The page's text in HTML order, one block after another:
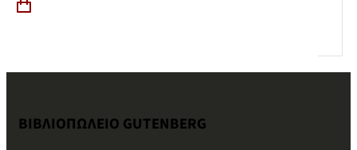
ΒΙΒΛΙΟΠΩΛΕΙΟ GUTENBERG